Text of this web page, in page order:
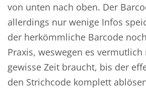
von unten nach oben. Der
allerdings nur wenige Infos
der herkömmliche Barcode
Praxis, weswegen es
gewisse Zeit braucht, bis der
den Strichcode komplett